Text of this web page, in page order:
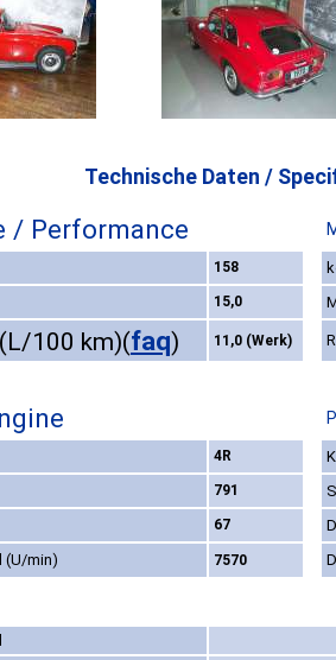
Technische Daten /
/ Performance
158
15,0
100 km)(faq) 11,0 (Werk)
4R
791
67
(U/min)
7570